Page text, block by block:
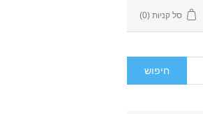
סל קניות (0)